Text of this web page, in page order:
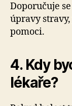
Doporučuje
úpravy
pomoci.
4. Kdy
lékaře?